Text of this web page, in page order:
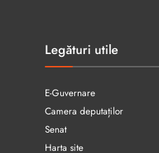
Legături utile
E-Guvernare
Camera deputaților
Senat
Harta site